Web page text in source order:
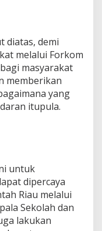
diatas, demi
melalui Forkom
masyarakat
memberikan
yang
itupula.
untuk
dipercaya
Riau melalui
Sekolah dan
lakukan